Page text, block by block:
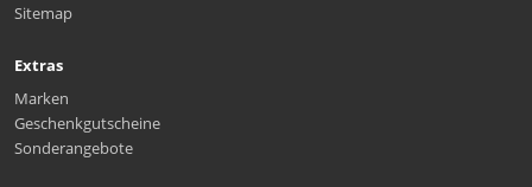
Sitemap
Extras
Marken
Geschenkgutscheine
Sonderangebote